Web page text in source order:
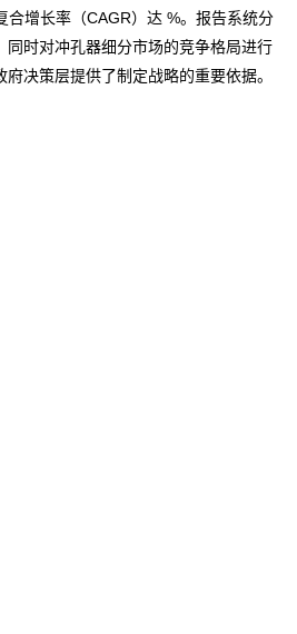
增长率（CAGR）达 %。报告系统分
同时对冲孔器细分市场的竞争格局进行
决策层提供了制定战略的重要依据。